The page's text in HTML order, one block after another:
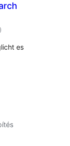
értékelés
összesen
)
es